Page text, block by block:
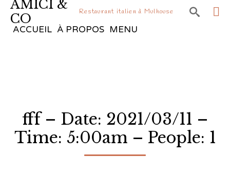
AMICI &
CO
Restaurant italien à Mulhouse 
ACCUEIL À PROPOS MENU
fff – Date: 2021/03/11 –
Time: 5:00am – People: 1